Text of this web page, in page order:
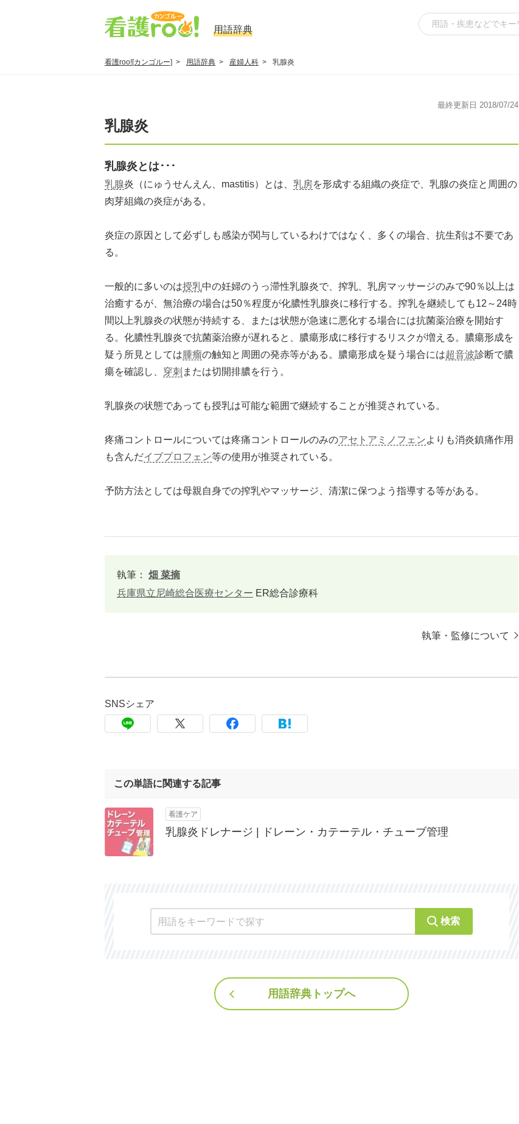
用語辞典
看護roo![カンゴルー] 用語辞典 産婦人科 乳腺炎
最終更新日 2018/07/24
乳腺炎
乳腺炎とは･･･
乳腺炎（にゅうせんえん、mastitis）とは、 乳房を形成する組織の炎症で、乳腺の炎症と周囲の
肉芽組織の炎症がある。
炎症の原因として必ずしも感染が関与しているわけではなく、多くの場合、抗生剤は不要であ
る。
一般的に多いのは授乳中の妊婦のうっ滞性乳腺炎で、搾乳、乳房マッサージのみで90％以上は
治癒するが、無治療の場合は50％程度が化膿性乳腺炎に移行する。搾乳を継続しても12～24時
間以上乳腺炎の状態が持続する、または状態が急速に悪化する場合には抗菌薬治療を開始す
る。化膿性乳腺炎で抗菌薬治療が遅れると、膿瘍形成に移行するリスクが増える。膿瘍形成を
疑う所見としては腫瘤の触知と周囲の発赤等がある。膿瘍形成を疑う場合には超音波診断で膿
瘍を確認し、 穿刺 または切開排膿を行う。
乳腺炎の状態であっても授乳は可能な範囲で継続することが推奨されている。
疼痛コントロールについては疼痛コントロールのみのアセトアミノフェンよりも消炎鎮痛作用
も含んだイブプロフェン等の使用が推奨されている。
予防方法としては母親自身での搾乳やマッサージ、清潔に保つよう指導する等がある。
執筆：
畑 菜摘
兵庫県立尼崎総合医療センター ER総合診療科
執筆・監修について
SNSシェア
この単語に関連する記事
看護ケア
乳腺炎ドレナージ | ドレーン・カテーテル・チューブ管理
検索
用語辞典トップへ